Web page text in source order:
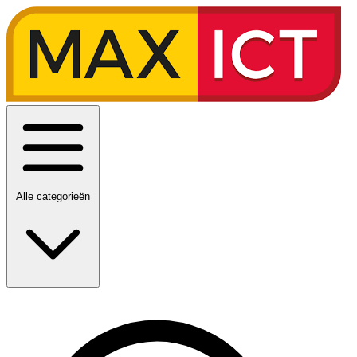
Alle categorieën